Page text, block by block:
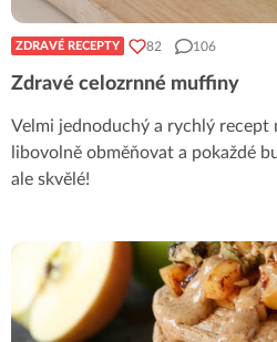
ZDRAVÉ RECEPTY 82 106
Zdravé celozrnné muffiny
Velmi jednoduchý a rychlý recept
libovolně obměňovat a pokaždé
ale skvělé!